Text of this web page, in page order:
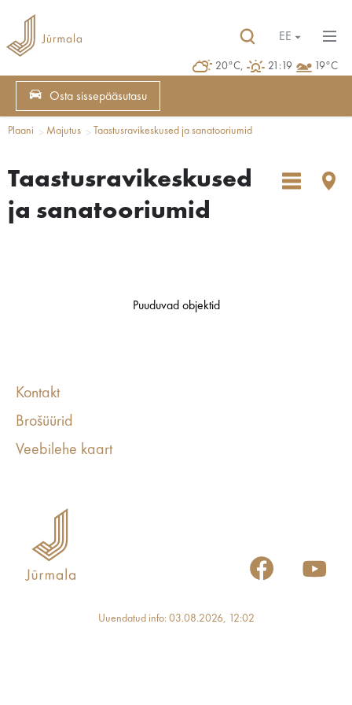
20°C, 21:19 19°C
EE
Osta sissepääsutasu
Plaani Majutus Taastusravikeskused ja sanatooriumid
Taastusravikeskused
ja sanatooriumid
Puuduvad objektid
Kontakt
Brošüürid
Veebilehe kaart
Uuendatud info: 03.08.2026, 12:02